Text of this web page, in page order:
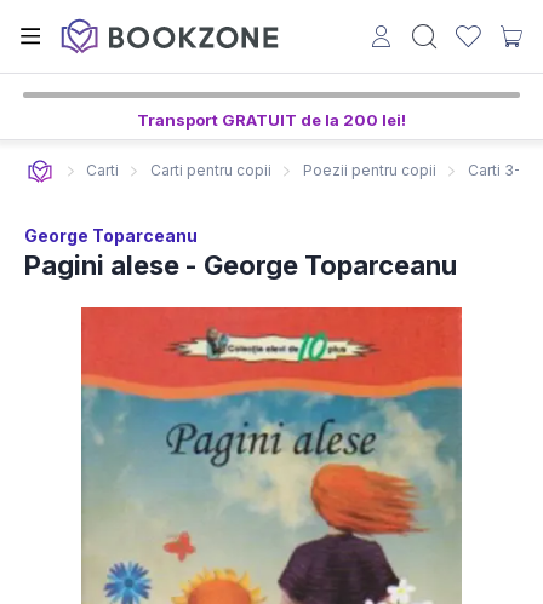
Transport GRATUIT de la 200 lei!
Carti Carti pentru copii Poezii pentru copii Carti 3-5
George Toparceanu
Pagini alese - George Toparceanu